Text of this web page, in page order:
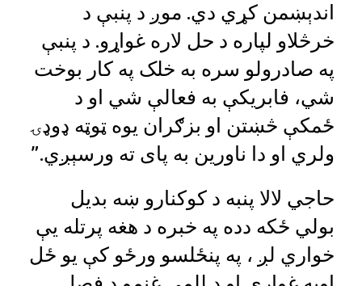
اندېښمن کړي دي. موږ د پنبې د
خرڅلاو لپاره د حل لاره غواړو. د پنبې
په صادرولو سره به خلک په کار بوخت
شي، فابریکې به فعالې شي او د
ځمکې څښتن او بزګران یوه ټوټه ډوډۍ
ولري او دا ناورین به پای ته ورسېږي.”
حاجي لالا پنبه د کوکنارو ښه بدیل
بولي ځکه دده په خبره د هغه پرتله یې
خواري لږ ، په پنځلسو ورځو کې یو ځل